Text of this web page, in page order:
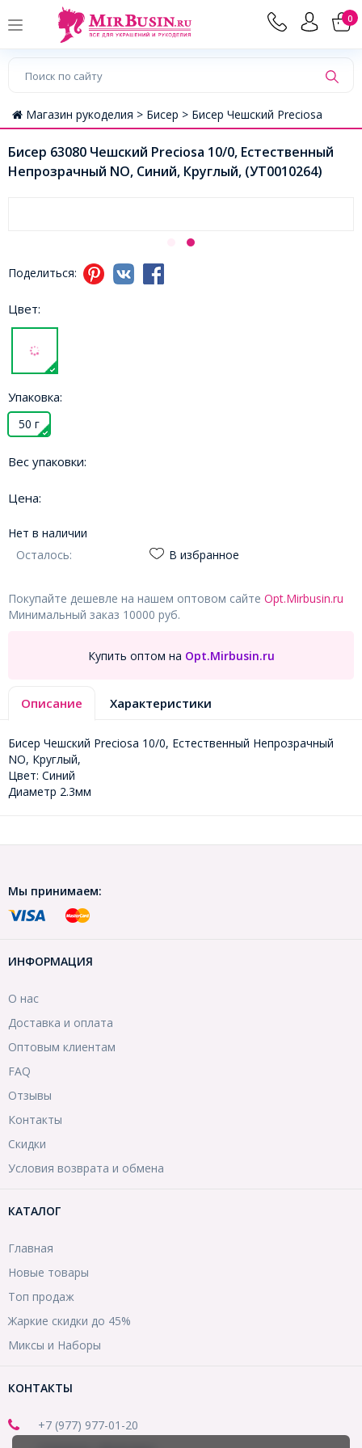
0
Магазин рукоделия > Бисер > Бисер Чешский Preciosa
Бисер 63080 Чешский Preciosa 10/0, Естественный
Непрозрачный NO, Синий, Круглый, (УТ0010264)
Поделиться:
Цвет:
Упаковка:
50 г
Вес упаковки:
Цена:
Нет в наличии
Осталось:
В избранное
Покупайте дешевле на нашем оптовом сайте Opt.Mirbusin.ru
Минимальный заказ 10000 руб.
Купить оптом на Opt.Mirbusin.ru
Описание Характеристики
Бисер Чешский Preciosa 10/0, Естественный Непрозрачный
NO, Круглый,
Цвет: Синий
Диаметр 2.3мм
Мы принимаем:
ИНФОРМАЦИЯ
О нас
Доставка и оплата
Оптовым клиентам
FAQ
Отзывы
Контакты
Скидки
Условия возврата и обмена
КАТАЛОГ
Главная
Новые товары
Топ продаж
Жаркие скидки до 45%
Миксы и Наборы
КОНТАКТЫ
+7 (977) 977-01-20